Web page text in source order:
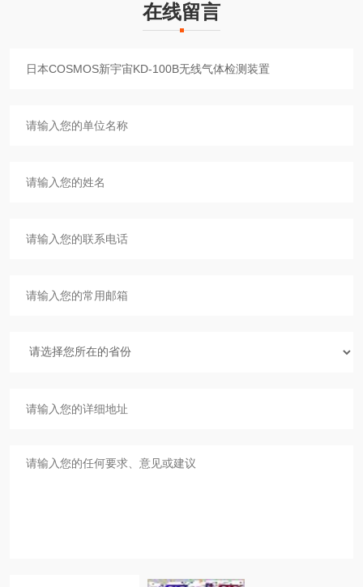
在线留言